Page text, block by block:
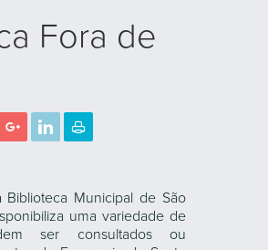
Fora de
Biblioteca Municipal de São
uma variedade de
ser consultados ou